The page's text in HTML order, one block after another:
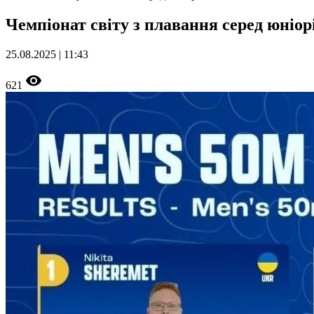
Чемпіонат світу з плавання серед
25.08.2025 | 11:43
621